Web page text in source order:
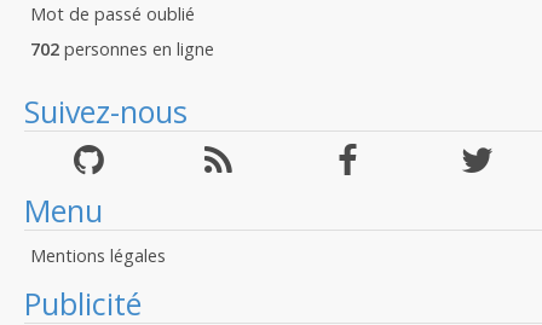
Mot de passé oublié
702 personnes en ligne
Suivez-nous
Menu
Mentions légales
Publicité